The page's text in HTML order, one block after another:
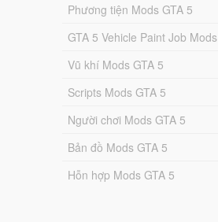
Phương tiện Mods GTA 5
GTA 5 Vehicle Paint Job Mods
Vũ khí Mods GTA 5
Scripts Mods GTA 5
Người chơi Mods GTA 5
Bản đồ Mods GTA 5
Hỗn hợp Mods GTA 5